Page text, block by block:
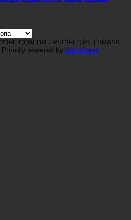
- RECIFE | PE | BRASIL
Proudly powered by WordPress